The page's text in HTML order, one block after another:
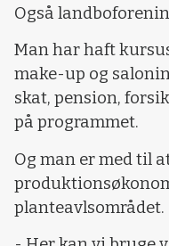
Også
Man har haft
make-up og
skat, pension,
på programmet.
Og man er med til
planteavlsområdet.